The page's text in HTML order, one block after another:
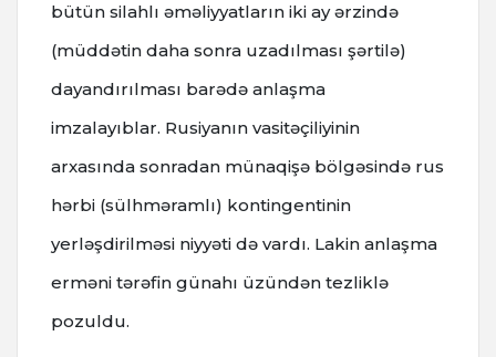
bütün silahlı əməliyyatların iki ay ərzində
(müddətin daha sonra uzadılması şərtilə)
dayandırılması barədə anlaşma
imzalayıblar. Rusiyanın vasitəçiliyinin
arxasında sonradan münaqişə bölgəsində rus
hərbi (sülhməramlı) kontingentinin
yerləşdirilməsi niyyəti də vardı. Lakin anlaşma
erməni tərəfin günahı üzündən tezliklə
pozuldu.